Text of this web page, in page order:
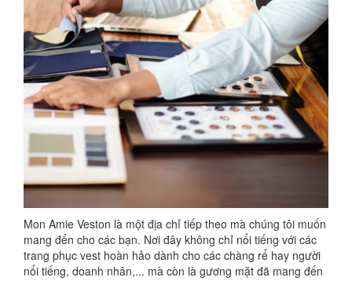
Mon Amie Veston là một địa chỉ tiếp theo mà chúng tôi muốn
mang đến cho các bạn. Nơi đây không chỉ nổi tiếng với các
trang phục vest hoàn hảo dành cho các chàng rể hay người
nổi tiếng, doanh nhân,... mà còn là gương mặt đã mang đến